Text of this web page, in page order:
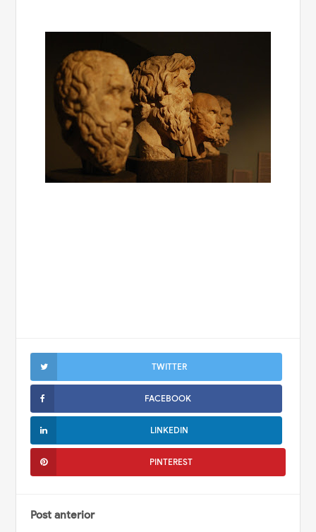
TWITTER
FACEBOOK
LINKEDIN
PINTEREST
Post anterior